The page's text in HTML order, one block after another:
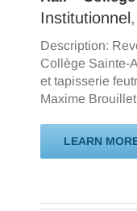
Institutionnel,
Description:
Collège Sainte-
et tapisserie
Maxime Brouillet
LEARN